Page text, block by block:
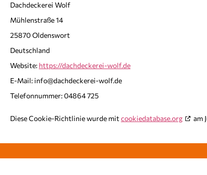
Dachdeckerei Wolf
Mühlenstraße 14
25870 Oldenswort
Deutschland
Website: https://dachdeckerei-wolf.de
E-Mail: ed.flow-ierekcedhcad@ofni
Telefonnummer: 04864 725
Diese Cookie-Richtlinie wurde mitcookiedatabase.org am